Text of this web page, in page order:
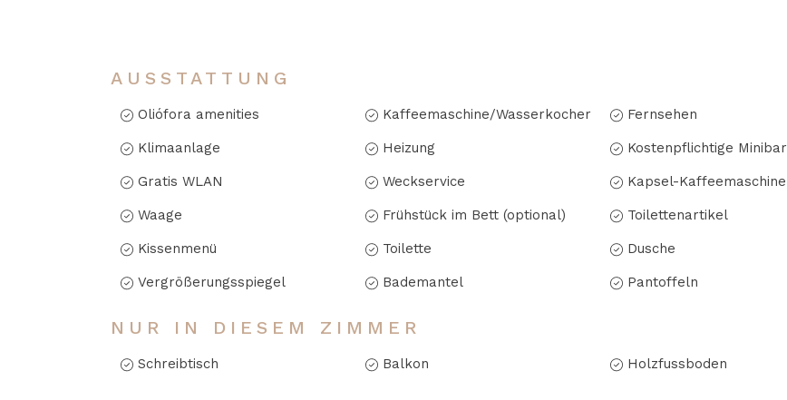
AUSSTATTUNG
Oliófora amenities Kaffeemaschine/Wasserkocher Fernsehen
Klimaanlage Heizung Kostenpflichtige Minibar
Gratis WLAN Weckservice Kapsel-Kaffeemaschine
Waage Frühstück im Bett (optional) Toilettenartikel
Kissenmenü Toilette Dusche
Vergrößerungsspiegel Bademantel Pantoffeln
NUR IN DIESEM ZIMMER
Schreibtisch Balkon Holzfussboden